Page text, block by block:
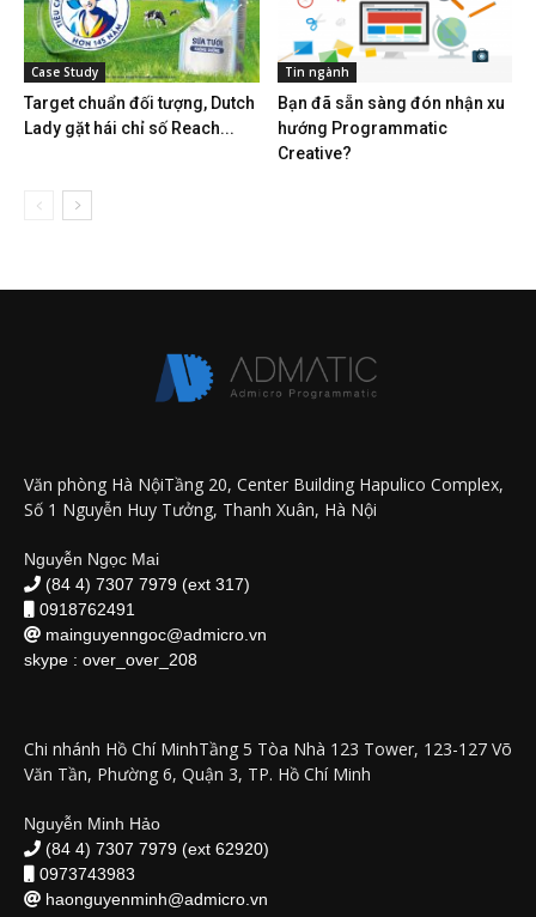
Case Study
Target chuẩn đối tượng, Dutch
Lady gặt hái chỉ số Reach...
Tin ngành
Bạn đã sẵn sàng đón nhận xu
hướng Programmatic
Creative?
Văn phòng Hà NộiTầng 20, Center Building Hapulico Complex,
Số 1 Nguyễn Huy Tưởng, Thanh Xuân, Hà Nội
Nguyễn Ngọc Mai
(84 4) 7307 7979 (ext 317)
0918762491
mainguyenngoc@admicro.vn
skype : over_over_208
Chi nhánh Hồ Chí MinhTầng 5 Tòa Nhà 123 Tower, 123-127 Võ
Văn Tần, Phường 6, Quận 3, TP. Hồ Chí Minh
Nguyễn Minh Hảo
(84 4) 7307 7979 (ext 62920)
0973743983
haonguyenminh@admicro.vn